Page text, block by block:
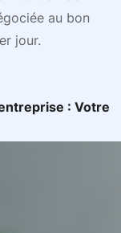
au bon
jour.
: Votre